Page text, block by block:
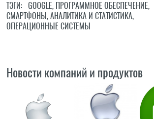
ТЭГИ: GOOGLE, ПРОГРАММНОЕ ОБЕСПЕЧЕНИЕ,
СМАРТФОНЫ,АНАЛИТИКА И СТАТИСТИКА,
ОПЕРАЦИОННЫЕ СИСТЕМЫ
Новости компаний и продуктов